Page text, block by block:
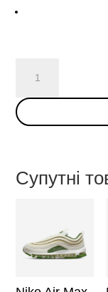
Max
97
Супутні